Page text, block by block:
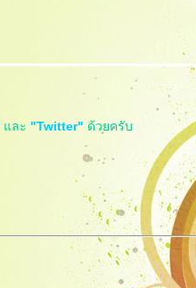
ละ "Twitter" ด้วยครับ